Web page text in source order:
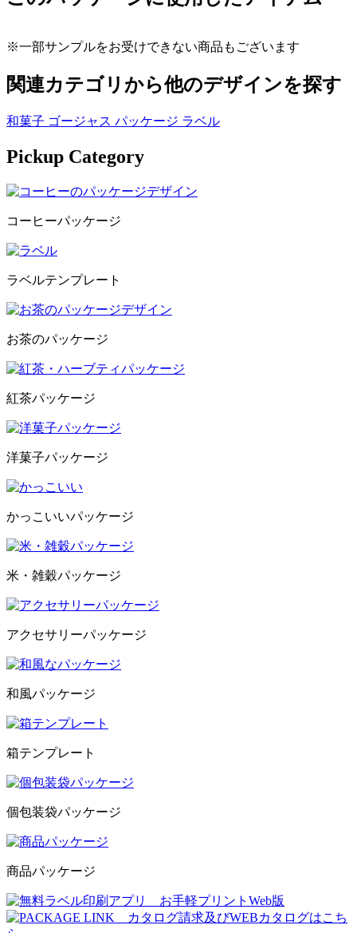
※一部サンプルをお受けできない商品もございます
関連カテゴリから他のデザインを探す
和菓子 ゴージャス パッケージ ラベル
Pickup Category
コーヒーパッケージ
ラベルテンプレート
お茶のパッケージ
紅茶パッケージ
洋菓子パッケージ
かっこいいパッケージ
米・雑穀パッケージ
アクセサリーパッケージ
和風パッケージ
箱テンプレート
個包装袋パッケージ
商品パッケージ